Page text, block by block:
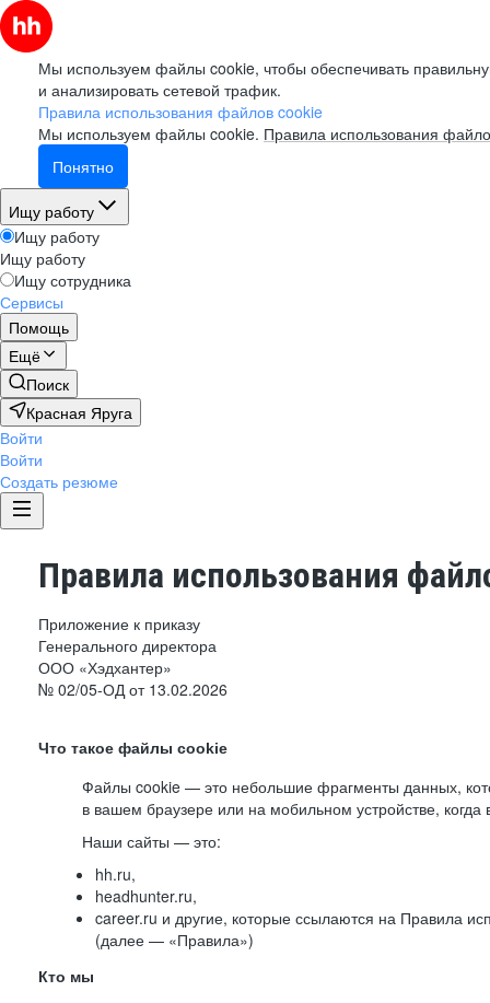
Мы используем файлы cookie, чтобы обеспечивать
и анализировать сетевой трафик.
Правила использования файлов cookie
Мы используем файлы cookie. Правила использования
Понятно
Ищу работу
Ищу работу
Ищу работу
Ищу сотрудника
Сервисы
Помощь
Ещё
Поиск
Красная Яруга
Войти
Войти
Создать резюме
Правила использования
Приложение к приказу
Генерального директора
ООО «Хэдхантер»
№ 02/05-ОД от 13.02.2026
Что такое файлы cookie
Файлы cookie — это небольшие фрагменты данных,
в вашем браузере или на мобильном устройстве,
Наши сайты — это:
hh.ru,
headhunter.ru,
career.ru и другие, которые ссылаются на Правила
(далее — «Правила»)
Кто мы